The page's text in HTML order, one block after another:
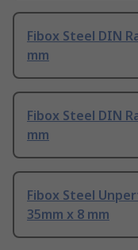
Fibox Steel DIN
mm
Fibox Steel DIN
mm
Fibox Steel
35mm x 8 mm